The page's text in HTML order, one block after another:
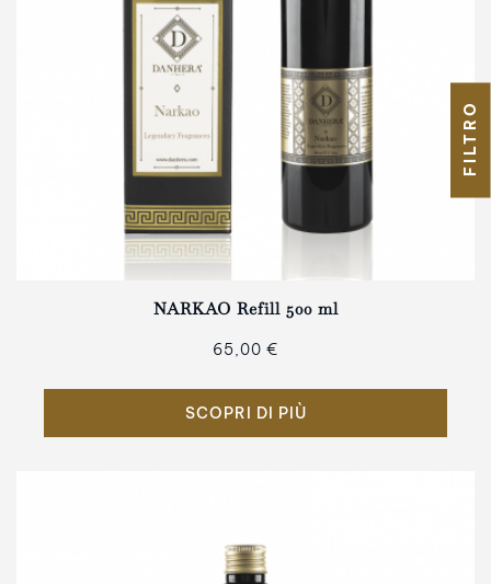
NARKAO Refill 500 ml
65,00 €
SCOPRI DI PIÙ
FILTRO